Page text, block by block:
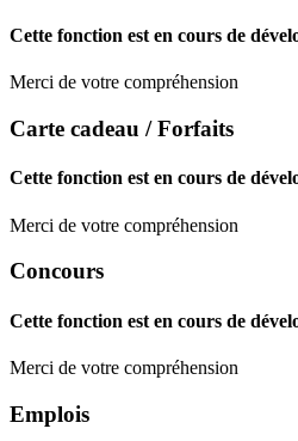
Cette fonction est en cours de
Merci de votre compréhension
Carte cadeau / Forfaits
Cette fonction est en cours de
Merci de votre compréhension
Concours
Cette fonction est en cours de
Merci de votre compréhension
Emplois